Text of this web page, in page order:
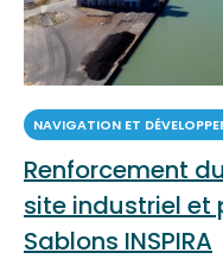
NAVIGATION ET
Renforcement
site industriel et
Sablons INSPIRA